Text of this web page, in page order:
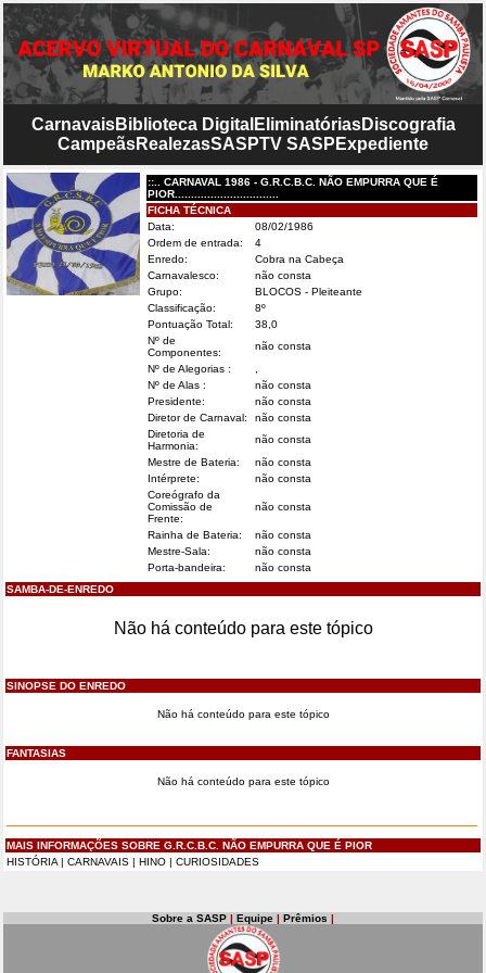
CarnavaisBiblioteca Digital EliminatóriasDiscografia
CampeãsRealezasSASPTV SASP Expediente
::.. CARNAVAL 1986 - G.R.C.B.C. NÃO EMPURRA QUE É
PIOR................................
FICHA TÉCNICA
Data:
08/02/1986
Ordem de entrada:
4
Enredo:
Cobra na Cabeça
Carnavalesco:
não consta
Grupo:
BLOCOS - Pleiteante
Classificação:
8º
Pontuação Total:
38,0
Nº de
Componentes:
não consta
Nº de Alegorias :
Nº de Alas :
não consta
Presidente:
não consta
Diretor de Carnaval:
não consta
Diretoria de
Harmonia:
não consta
Mestre de Bateria:
não consta
Intérprete:
não consta
Coreógrafo da
Comissão de
Frente:
não consta
Rainha de Bateria:
não consta
Mestre-Sala:
não consta
Porta-bandeira:
não consta
SAMBA-DE-ENREDO
Não há conteúdo para este tópico
SINOPSE DO ENREDO
Não há conteúdo para este tópico
FANTASIAS
Não há conteúdo para este tópico
MAIS INFORMAÇÕES SOBRE G.R.C.B.C. NÃO EMPURRA QUE É PIOR
HISTÓRIA | CARNAVAIS | HINO | CURIOSIDADES
Sobre a SASP | Equipe | Prêmios |